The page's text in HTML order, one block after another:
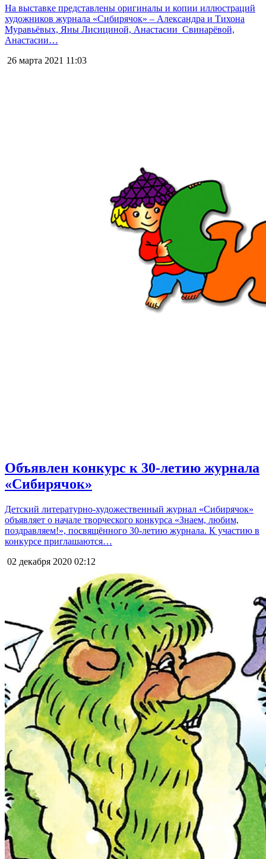
На выставке представлены оригиналы и копии иллюстраций
художников журнала «Сибирячок» – Александра и Тихона
Муравьёвых, Яны Лисициной, Анастасии Свинарёвой,
Анастасии…
26 марта 2021 11:03
Объявлен конкурс к 30-летию журнала
«Сибирячок»
Детский литературно-художественный журнал «Сибирячок»
объявляет о начале творческого конкурса «Знаем, любим,
поздравляем!», посвящённого 30-летию журнала. К участию в
конкурсе приглашаются…
02 декабря 2020 02:12